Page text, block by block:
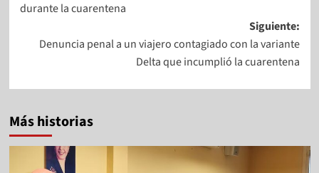
durante la cuarentena
Siguiente:
Denuncia penal a un viajero contagiado con la variante
Delta que incumplió la cuarentena
Más historias